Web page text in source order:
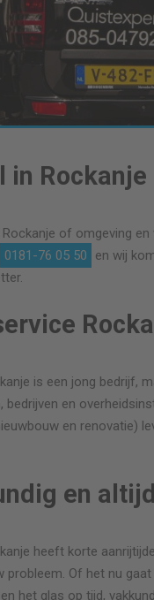
in Rockanje
of omgeving
0181-76 05 50
en wij
is een jong bedrijf,
bedrijven en
en renovatie)
en
heeft korte
probleem. Of het nu
het glas op tijd,